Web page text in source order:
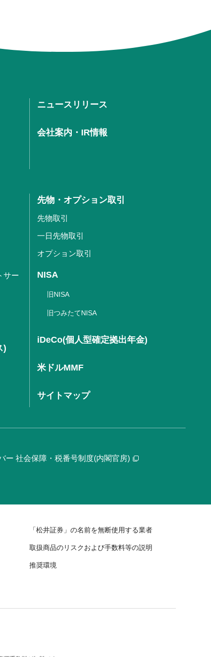
ニュースリリース
会社案内・IR情報
サー
)
先物・オプション取引
先物取引
一日先物取引
オプション取引
NISA
旧NISA
旧つみたてNISA
iDeCo(個人型確定拠出年金)
米ドルMMF
サイトマップ
ー 社会保障・税番号制度(内閣官房)
「松井証券」の名前を無断使用する業者
取扱商品のリスクおよび手数料等の説明
推奨環境